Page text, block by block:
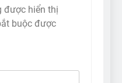
được hiển thị
buộc được